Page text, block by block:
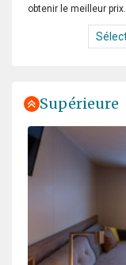
obtenir le meilleur prix.
Supérieure